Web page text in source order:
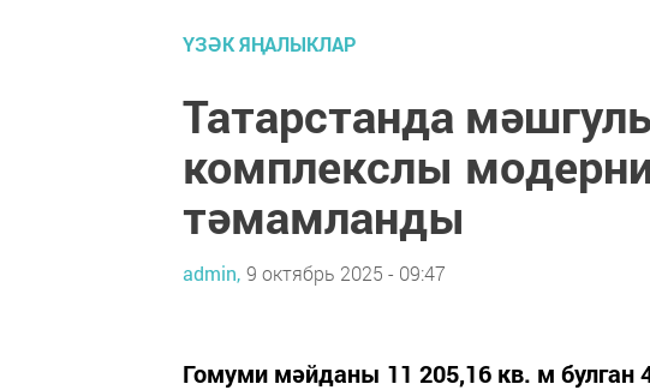
ҮЗӘК ЯҢАЛЫКЛАР
Татарстанда
комплекслы
тәмамланды
admin, 9 октябрь 2025 - 09:47
Гомуми мәйданы 11 205,16 кв. м булган